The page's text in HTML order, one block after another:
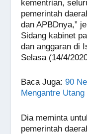
kementrian,
pemerintah
dan APBDnya,”
Sidang kabinet
dan anggaran di
Selasa (14/4/
Baca Juga: 90
Mengantre
Dia meminta
pemerintah